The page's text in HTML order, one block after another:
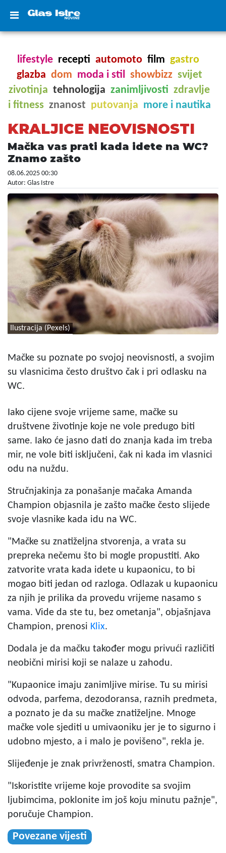
lifestyle recepti automoto film gastro
glazba dom moda i stil showbizz svijet
zivotinja tehnologija zanimljivosti zdravlje
i fitness znanost putovanja more i nautika
KRALJICE NEOVISNOSTI
Mačka vas prati kada idete na WC?
Znamo zašto
08.06.2025 00:30
Autor: Glas Istre
Ilustracija (Pexels)
Mačke su poznate po svojoj neovisnosti, a svojim
su vlasnicima često društvo čak i pri odlasku na
WC.
Iako cijene svoje vrijeme same, mačke su
društvene životinje koje ne vole predugo biti
same. Iako će jasno dati do znanja kada im treba
mir, ne vole biti isključeni, čak ni kada im vlasnici
odu na nuždu.
Stručnjakinja za ponašanje mačaka Amanda
Champion objasnila je zašto mačke često slijede
svoje vlasnike kada idu na WC.
"Mačke su znatiželjna stvorenja, a vrata su
prepreka nečemu što bi mogle propustiti. Ako
zatvorite vrata kada idete u kupaonicu, to bi
mogao biti jedan od razloga. Odlazak u kupaonicu
za njih je prilika da provedu vrijeme nasamo s
vama. Vide da ste tu, bez ometanja", objašnjava
Champion, prenosi Klix.
Dodala je da mačku također mogu privući različiti
neobični mirisi koji se nalaze u zahodu.
"Kupaonice imaju zanimljive mirise. Tu su mirisi
odvoda, parfema, dezodoransa, raznih predmeta,
a poznato je da su mačke znatiželjne. Mnoge
mačke vole sjediti u umivaoniku jer je to sigurno i
udobno mjesto, a i malo je povišeno", rekla je.
Slijeđenje je znak privrženosti, smatra Champion.
"Iskoristite vrijeme koje provodite sa svojim
ljubimcima, poklonite im još koju minutu pažnje",
poručuje Champion.
Povezane vijesti